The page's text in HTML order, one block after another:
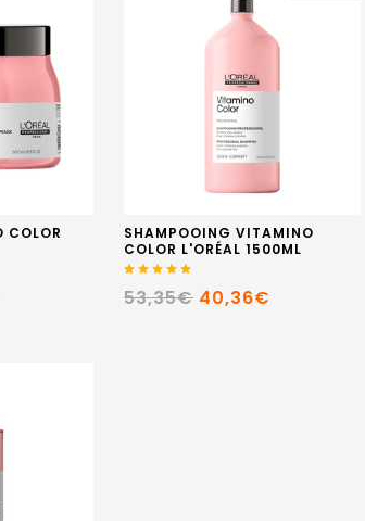
COLOR
SHAMPOOING VITAMINO
COLOR L'ORÉAL 1500ML
53,35€ 40,36€